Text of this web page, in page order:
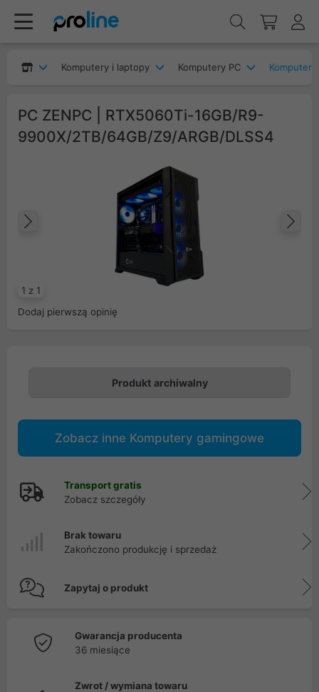
Komputery i laptopy Komputery PC
PC ZENPC | RTX5060Ti-16GB/R9-
9900X/2TB/64GB/Z9/ARGB/DLSS4
1 z 1
Poprzedni
Dodaj pierwszą opinię
Produkt archiwalny
Zobacz inne Komputery gamingowe
Transport gratis
Zobacz szczegóły
Brak towaru
Zakończono produkcję i sprzedaż
Zapytaj o produkt
Gwarancja producenta
36 miesiące
Zwrot / wymiana towaru